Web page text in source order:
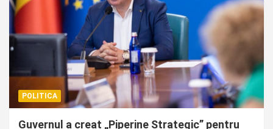
POLITICA
Guvernul a creat „Piperine Strategic” pentru